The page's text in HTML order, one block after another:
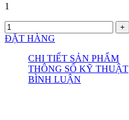
1
ĐẶT HÀNG
CHI TIẾT SẢN PHẨM
THÔNG SỐ KỸ THUẬT
BÌNH LUẬN